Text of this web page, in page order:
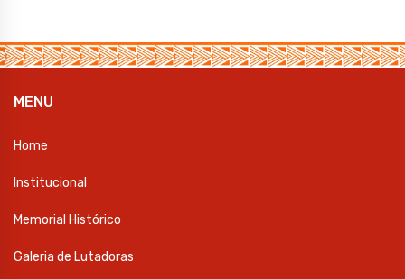
MENU
Home
Institucional
Memorial Histórico
Galeria de Lutadoras